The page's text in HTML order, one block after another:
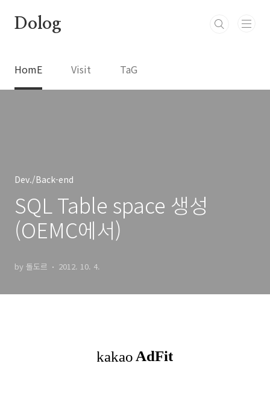
Dolog
HomE Visit TaG
Dev./Back-end
SQL Table space 생성
(OEMC에서)
by 돌도르 2012. 10. 4.